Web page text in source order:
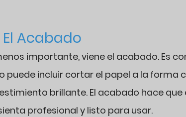
Acabado
importante, viene el acabado. Es
puede incluir cortar el papel a la forma
brillante. El acabado hace
profesional y listo para usar.